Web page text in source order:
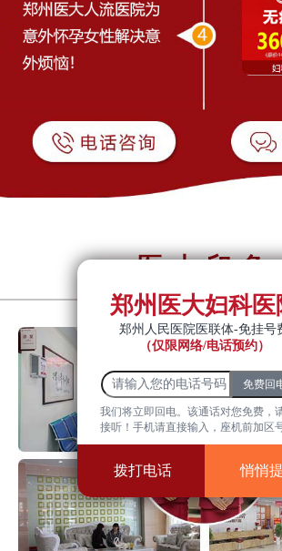
医大印象
郑州医大妇科医
郑州人民医院医联体-免挂号
（仅限网络/电话预约）
我们将立即回电。该通话对您免费，
接听！手机请直接输入，座机前加区号
拨打电话 悄悄